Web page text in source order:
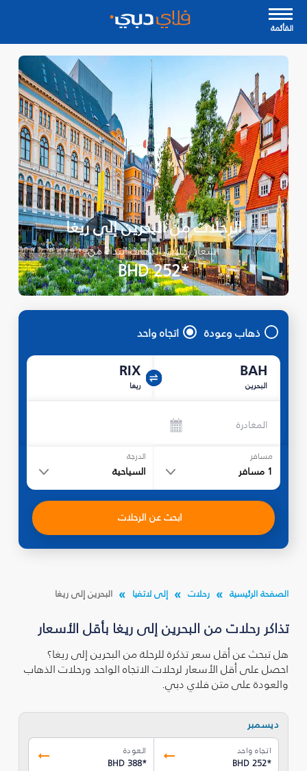
القأئمة
الرحلات من البحرين إلى ريغا
أسعار رحلات الذهاب ابتداءً من
*BHD 252
ذهاب وعودة اتجاه واحد
BAH
البحرين
RIX
ريغا
المغادرة
مسافر
1 مسافر
الدرجة
السياحية
ابحث عن الرحلات
الصفحة الرئيسية رحلات إلى لاتفيا البحرين إلى ريغا
تذاكر رحلات من البحرين إلى ريغا بأقل الأسعار
هل تبحث عن أقل سعر تذكرة للرحلة من البحرين إلى ريغا؟
احصل على أقل الأسعار لرحلات الاتجاه الواحد ورحلات الذهاب
والعودة على متن فلاي دبي.
ديسمبر
اتجاه واحد
BHD 252*
العودة
BHD 388*